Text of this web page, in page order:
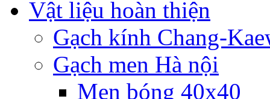
Vật liệu hoàn thiện
Gạch kính Chang-
Gạch men Hà nội
Men bóng 40x40